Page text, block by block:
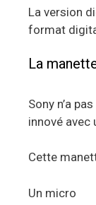
La version
format
La
Sony n’a
innové avec
Cette
Un micro